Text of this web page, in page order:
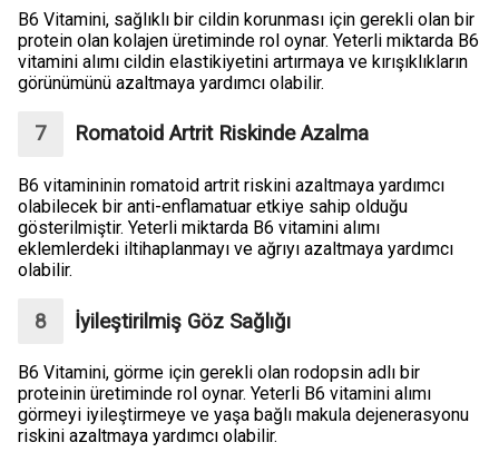
B6 Vitamini, sağlıklı bir cildin korunması için gerekli olan bir
protein olan kolajen üretiminde rol oynar. Yeterli miktarda B6
vitamini alımı cildin elastikiyetini artırmaya ve kırışıklıkların
görünümünü azaltmaya yardımcı olabilir.
Romatoid Artrit Riskinde Azalma
B6 vitamininin romatoid artrit riskini azaltmaya yardımcı
olabilecek bir anti-enflamatuar etkiye sahip olduğu
gösterilmiştir. Yeterli miktarda B6 vitamini alımı
eklemlerdeki iltihaplanmayı ve ağrıyı azaltmaya yardımcı
olabilir.
İyileştirilmiş Göz Sağlığı
B6 Vitamini, görme için gerekli olan rodopsin adlı bir
proteinin üretiminde rol oynar. Yeterli B6 vitamini alımı
görmeyi iyileştirmeye ve yaşa bağlı makula dejenerasyonu
riskini azaltmaya yardımcı olabilir.